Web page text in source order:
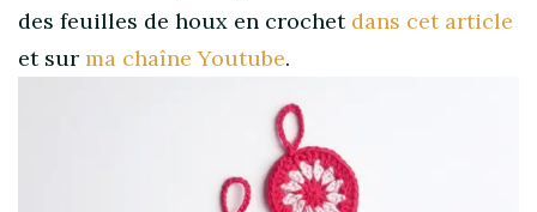
des feuilles de houx en crochet dans cet article
et sur ma chaîne Youtube.